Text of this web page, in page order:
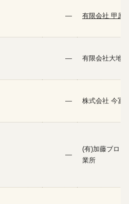
— 有限会社 甲原
— 有限会社大地
— 株式会社 今冨
—
(有)加藤ブロッ
業所